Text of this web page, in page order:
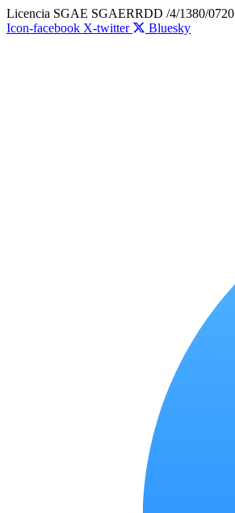
Ir
al
Licencia SGAE SGAERRDD /4/1380/0720
Icon-facebook X-twitter Bluesky